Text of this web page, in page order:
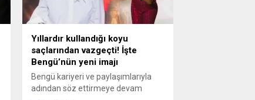
Yıllardır kullandığı koyu
saçlarından vazgeçti! İşte
Bengü’nün yeni imajı
Bengü kariyeri ve paylaşımlarıyla
adından söz ettirmeye devam